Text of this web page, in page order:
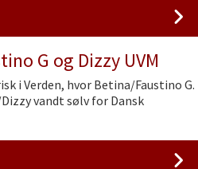
G og Dizzy UVM
i Verden, hvor Betina/Faustino G.
vandt sølv for Dansk